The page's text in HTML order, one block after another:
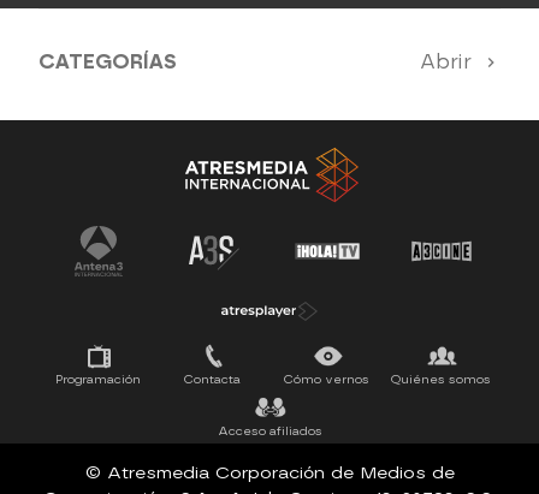
CATEGORÍAS Abrir
Antena 3 Noticias El Hormiguero
Tu cara me suena Pasapalabra
Programación Contacta Cómo vernos Quiénes somos
Acceso afiliados
© Atresmedia Corporación de Medios de